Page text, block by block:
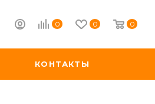
0 0 0
КОНТАКТЫ